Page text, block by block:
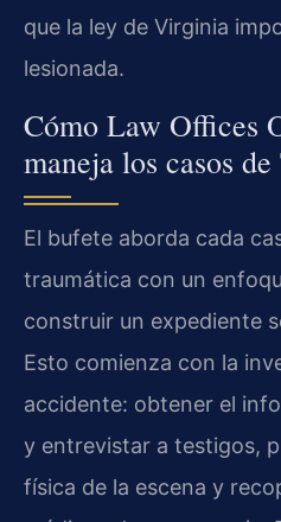
que la ley de Virginia
lesionada.
Cómo Law Offices
maneja los casos
El bufete aborda cada
traumática con un
construir un expediente
Esto comienza con la
accidente: obtener el
y entrevistar a testigos,
física de la escena y